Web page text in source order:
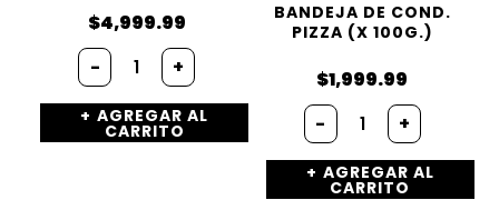
$4,999.99
- Salsa
Glazé
(
300g.)
cantidad
+
AGREGAR AL
CARRITO
BANDEJA DE COND.
PIZZA (X 100G.)
$1,999.99
- Bandeja
de
cond.
pizza
(x
+
AGREGAR AL
CARRITO